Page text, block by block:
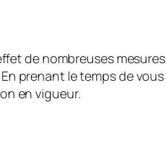
de nombreuses mesures
prenant le temps de vous
en vigueur.